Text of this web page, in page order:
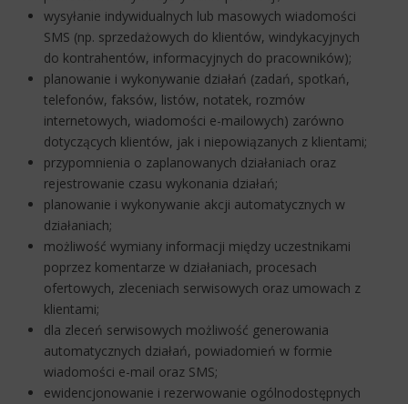
wysyłanie indywidualnych lub masowych wiadomości
SMS (np. sprzedażowych do klientów, windykacyjnych
do kontrahentów, informacyjnych do pracowników);
planowanie i wykonywanie działań (zadań, spotkań,
telefonów, faksów, listów, notatek, rozmów
internetowych, wiadomości e-mailowych) zarówno
dotyczących klientów, jak i niepowiązanych z klientami;
przypomnienia o zaplanowanych działaniach oraz
rejestrowanie czasu wykonania działań;
planowanie i wykonywanie akcji automatycznych w
działaniach;
możliwość wymiany informacji między uczestnikami
poprzez komentarze w działaniach, procesach
ofertowych, zleceniach serwisowych oraz umowach z
klientami;
dla zleceń serwisowych możliwość generowania
automatycznych działań, powiadomień w formie
wiadomości e-mail oraz SMS;
ewidencjonowanie i rezerwowanie ogólnodostępnych